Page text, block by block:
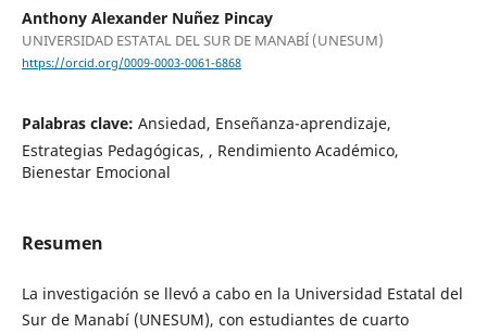
Anthony Alexander Nuñez Pincay
UNIVERSIDAD ESTATAL DEL SUR DE MANABÍ (UNESUM)
https://orcid.org/0009-0003-0061-6868
Palabras clave: Ansiedad, Enseñanza-aprendizaje,
Estrategias Pedagógicas, , Rendimiento Académico,
Bienestar Emocional
Resumen
La investigación se llevó a cabo en la Universidad Estatal del
Sur de Manabí (UNESUM), con estudiantes de cuarto